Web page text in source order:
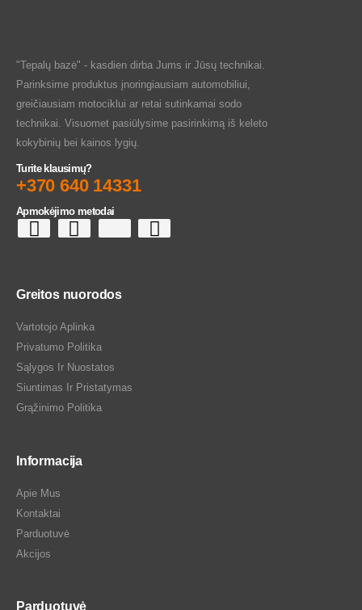
"Tepalų bazė" - kasdien dirba Jums ir Jūsų technikai.
Parinksime produktus įnoringiausiam automobiliui,
greičiausiam motociklui ar retai sutinkamai sodo
technikai. Visuomet pasiūlysime pasirinkimą iš keleto
kokybinių bei kainos lygių.
Turite klausimų?
+370 640 14331
Apmokėjimo metodai
Greitos nuorodos
Vartotojo Aplinka
Privatumo Politika
Sąlygos Ir Nuostatos
Siuntimas Ir Pristatymas
Grąžinimo Politika
Informacija
Apie Mus
Kontaktai
Parduotuvė
Akcijos
Parduotuvė